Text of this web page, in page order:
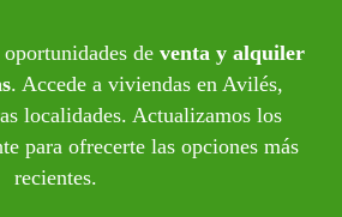
de venta y alquiler
. Accede a viviendas en Avilés,
localidades. Actualizamos los
para ofrecerte las opciones más
recientes.